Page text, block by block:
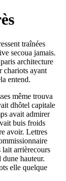
traînées
secoua jamais.
architecture
chariots ayant
entend.
même trouva
dhôtel capitale
avait admirer
buis froids
avoir. Lettres
lait arrièrecours
hauteur.
elle quelque